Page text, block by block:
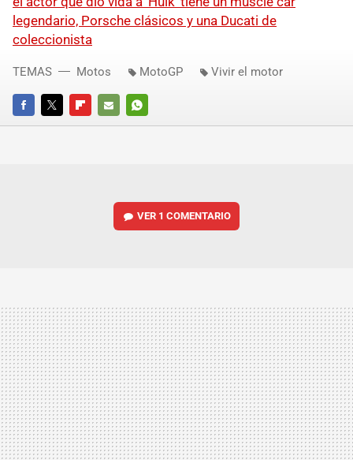
legendario, Porsche clásicos y una Ducati de
coleccionista
FACEBOOKTWITTERFLIPBOARD
E-
WHATSAPP
TEMAS Motos MotoGP Vivir el motor
VER 1 COMENTARIO